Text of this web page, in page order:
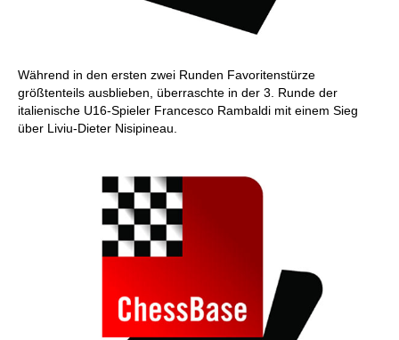
Während in den ersten zwei Runden Favoritenstürze
größtenteils ausblieben, überraschte in der 3. Runde der
italienische U16-Spieler Francesco Rambaldi mit einem Sieg
über Liviu-Dieter Nisipineau.